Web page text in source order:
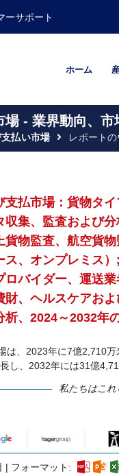
ーサポート
ホーム
場 - 業界動向、
払い市場 レポート
支払市場：貨物タ
収集、監査および
貨物監査、航空貨
ス、オンプレミス
ロバイダー、運送
財、ヘルスケアお
析、2024～2032年
は、2023年に7億2,710
し、2032年には31億
私たちはこ
| フォーマット: